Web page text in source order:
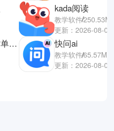
莱特西班牙语背单词手机端
kada阅读
教学软件250.53M
更新：2026-08-01
快问ai
教学软件65.57M
更新：2026-08-01